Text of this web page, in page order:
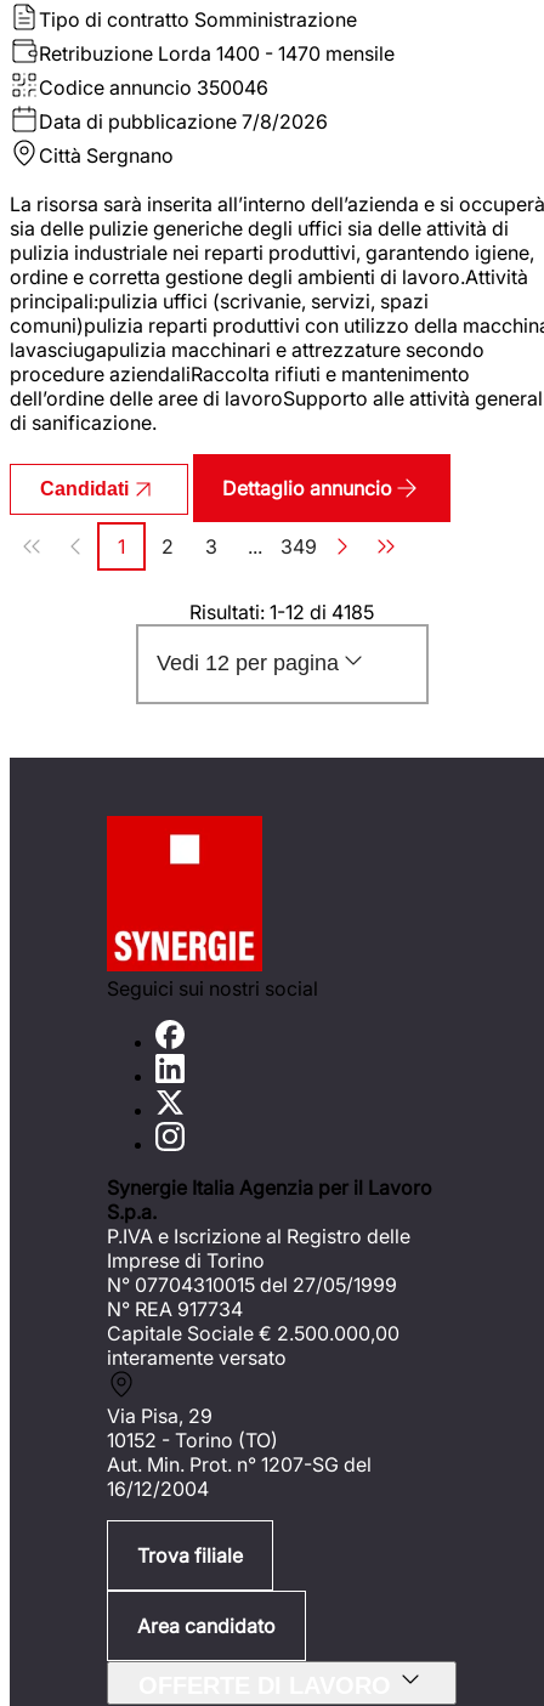
Tipo di contratto Somministrazione
Retribuzione Lorda 1400 - 1470 mensile
Codice annuncio 350046
Data di pubblicazione 7/8/2026
Città Sergnano
La risorsa sarà inserita all’interno dell’azienda e si occuperà
sia delle pulizie generiche degli uffici sia delle attività di
pulizia industriale nei reparti produttivi, garantendo igiene,
ordine e corretta gestione degli ambienti di lavoro.Attività
principali:pulizia uffici (scrivanie, servizi, spazi
comuni)pulizia reparti produttivi con utilizzo della
lavasciugapulizia macchinari e attrezzature secondo
procedure aziendaliRaccolta rifiuti e mantenimento
dell’ordine delle aree di lavoroSupporto alle attività
di sanificazione.
Candidati Dettaglio annuncio
Paginazione
Pagina
1 Pagina
2 Pagina
3 ... Pagina
349
Risultati: 1-12 di 4185
Vedi 12 per pagina
Seguici sui nostri social
Synergie Italia Agenzia per il Lavoro
S.p.a.
P.IVA e Iscrizione al Registro delle
Imprese di Torino
N° 07704310015 del 27/05/1999
N° REA 917734
Capitale Sociale € 2.500.000,00
interamente versato
Via Pisa, 29
10152 - Torino (TO)
Aut. Min. Prot. n° 1207-SG del
16/12/2004
Trova filiale
Area candidato